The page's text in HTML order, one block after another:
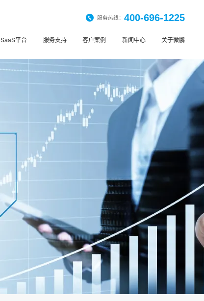
服务热线：400-696-1225
SaaS平台 服务支持 客户案例 新闻中心 关于微鹏